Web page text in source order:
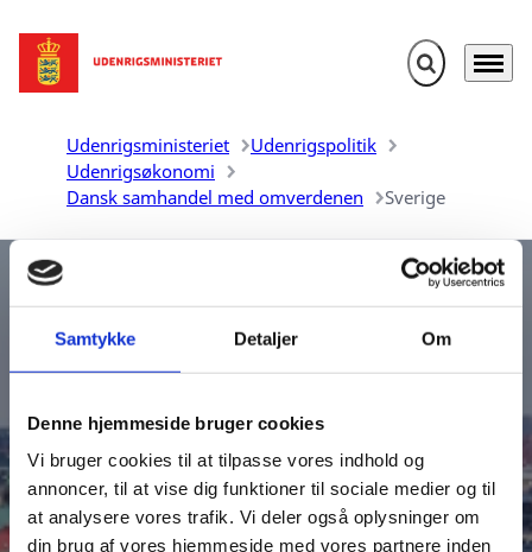
Samtykke Detaljer Om
Denne hjemmeside bruger cookies
Vi bruger cookies til at tilpasse vores indhold og
annoncer, til at vise dig funktioner til sociale medier og til
at analysere vores trafik. Vi deler også oplysninger om
din brug af vores hjemmeside med vores partnere inden
Gå til forsiden Fold søgefelt
Menu
Udenrigsministeriet
Udenrigspolitik
Udenrigsøkonomi
Dansk samhandel med omverdenen
Sverige
Danmarks samhandel med
Sverige
Udenrigsministeriet udarbejder aktuelle oversigter